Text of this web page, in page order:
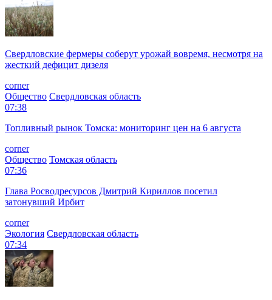
Свердловские фермеры соберут урожай вовремя, несмотря на
жесткий дефицит дизеля
corner
Общество Свердловская область
07:38
Топливный рынок Томска: мониторинг цен на 6 августа
corner
Общество Томская область
07:36
Глава Росводресурсов Дмитрий Кириллов посетил
затонувший Ирбит
corner
Экология Свердловская область
07:34